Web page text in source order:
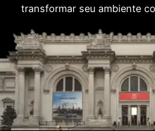
transformar seu ambiente